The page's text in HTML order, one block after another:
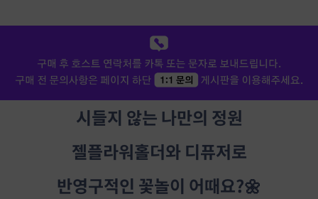
시들지 않는 나만의 정원
젤플라워홀더와 디퓨저로
반영구적인 꽃놀이 어때요?🌼